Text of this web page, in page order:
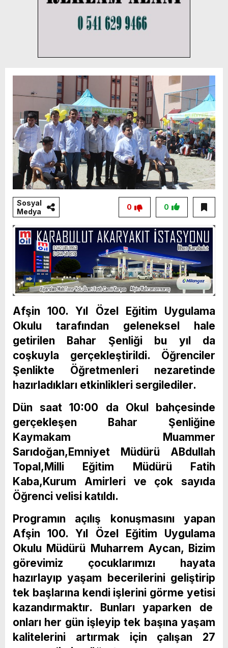
Sosyal
Medya
0
0
Afşin 100. Yıl Özel Eğitim Uygulama
Okulu tarafından geleneksel hale
getirilen Bahar Şenliği bu yıl da
coşkuyla gerçekleştirildi. Öğrenciler
Şenlikte Öğretmenleri nezaretinde
hazırladıkları etkinlikleri sergilediler.
Dün saat 10:00 da Okul bahçesinde
gerçekleşen Bahar Şenliğine
Kaymakam Muammer
Sarıdoğan,Emniyet Müdürü ABdullah
Topal,Milli Eğitim Müdürü Fatih
Kaba,Kurum Amirleri ve çok sayıda
Öğrenci velisi katıldı.
Programın açılış konuşmasını yapan
Afşin 100. Yıl Özel Eğitim Uygulama
Okulu Müdürü Muharrem Aycan, Bizim
görevimiz çocuklarımızı hayata
hazırlayıp yaşam becerilerini geliştirip
tek başlarına kendi işlerini görme yetisi
kazandırmaktır. Bunları yaparken de
onları her gün işleyip tek başına yaşam
kalitelerini artırmak için çalışan 27